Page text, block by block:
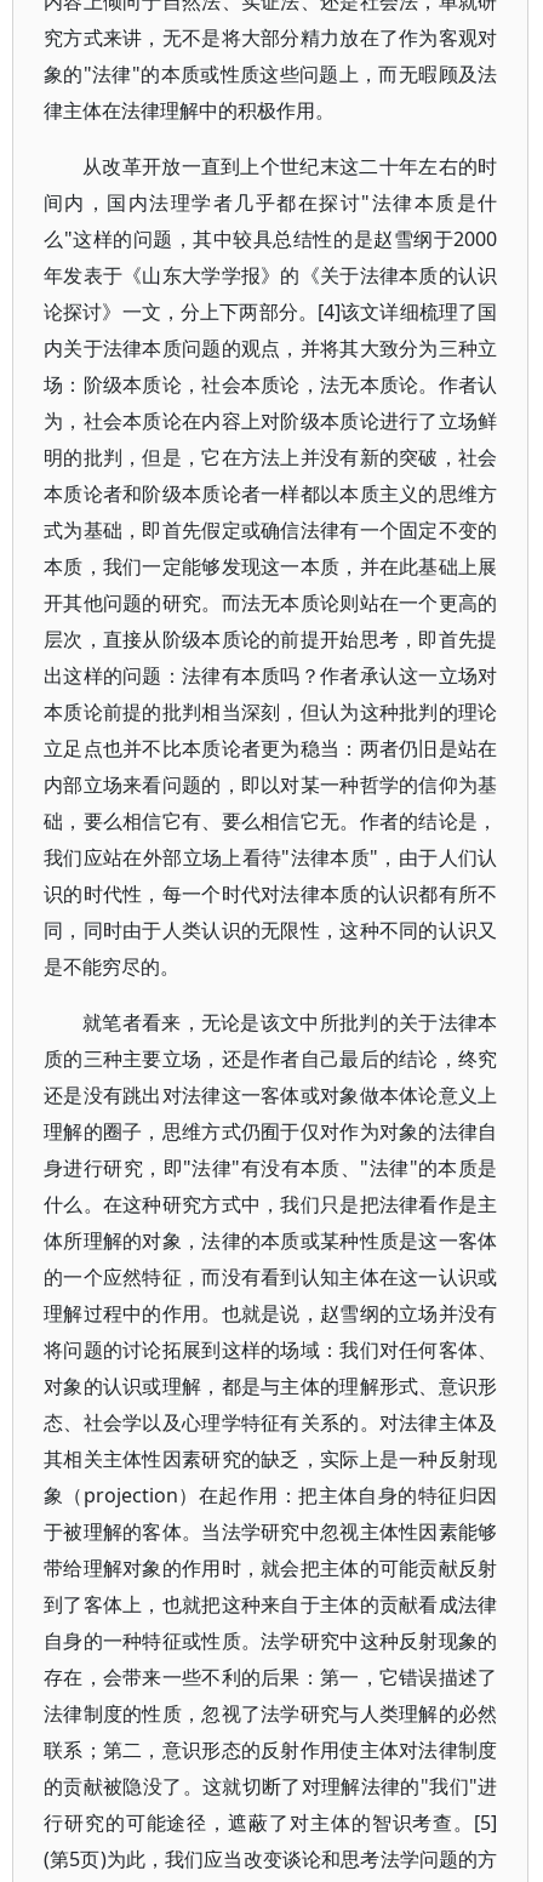
究方式来讲，无不是将大部分精力放在了作为客观对
象的"法律"的本质或性质这些问题上，而无暇顾及法
律主体在法律理解中的积极作用。
从改革开放一直到上个世纪末这二十年左右的时
间内，国内法理学者几乎都在探讨"法律本质是什
么"这样的问题，其中较具总结性的是赵雪纲于2000
年发表于《山东大学学报》的《关于法律本质的认识
论探讨》一文，分上下两部分。[4]该文详细梳理了国
内关于法律本质问题的观点，并将其大致分为三种立
场：阶级本质论，社会本质论，法无本质论。作者认
为，社会本质论在内容上对阶级本质论进行了立场鲜
明的批判，但是，它在方法上并没有新的突破，社会
本质论者和阶级本质论者一样都以本质主义的思维方
式为基础，即首先假定或确信法律有一个固定不变的
本质，我们一定能够发现这一本质，并在此基础上展
开其他问题的研究。而法无本质论则站在一个更高的
层次，直接从阶级本质论的前提开始思考，即首先提
出这样的问题：法律有本质吗？作者承认这一立场对
本质论前提的批判相当深刻，但认为这种批判的理论
立足点也并不比本质论者更为稳当：两者仍旧是站在
内部立场来看问题的，即以对某一种哲学的信仰为基
础，要么相信它有、要么相信它无。作者的结论是，
我们应站在外部立场上看待"法律本质"，由于人们认
识的时代性，每一个时代对法律本质的认识都有所不
同，同时由于人类认识的无限性，这种不同的认识又
是不能穷尽的。
就笔者看来，无论是该文中所批判的关于法律本
质的三种主要立场，还是作者自己最后的结论，终究
还是没有跳出对法律这一客体或对象做本体论意义上
理解的圈子，思维方式仍囿于仅对作为对象的法律自
身进行研究，即"法律"有没有本质、"法律"的本质是
什么。在这种研究方式中，我们只是把法律看作是主
体所理解的对象，法律的本质或某种性质是这一客体
的一个应然特征，而没有看到认知主体在这一认识或
理解过程中的作用。也就是说，赵雪纲的立场并没有
将问题的讨论拓展到这样的场域：我们对任何客体、
对象的认识或理解，都是与主体的理解形式、意识形
态、社会学以及心理学特征有关系的。对法律主体及
其相关主体性因素研究的缺乏，实际上是一种反射现
象（projection）在起作用：把主体自身的特征归因
于被理解的客体。当法学研究中忽视主体性因素能够
带给理解对象的作用时，就会把主体的可能贡献反射
到了客体上，也就把这种来自于主体的贡献看成法律
自身的一种特征或性质。法学研究中这种反射现象的
存在，会带来一些不利的后果：第一，它错误描述了
法律制度的性质，忽视了法学研究与人类理解的必然
联系；第二，意识形态的反射作用使主体对法律制度
的贡献被隐没了。这就切断了对理解法律的"我们"进
行研究的可能途径，遮蔽了对主体的智识考查。[5]
(第5页)为此，我们应当改变谈论和思考法学问题的方